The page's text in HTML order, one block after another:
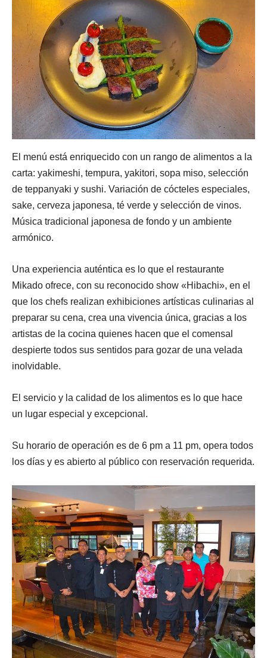
El menú está enriquecido con un rango de alimentos a la
carta: yakimeshi, tempura, yakitori, sopa miso, selección
de teppanyaki y sushi. Variación de cócteles especiales,
sake, cerveza japonesa, té verde y selección de vinos.
Música tradicional japonesa de fondo y un ambiente
armónico.
Una experiencia auténtica es lo que el restaurante
Mikado ofrece, con su reconocido show «Hibachi», en el
que los chefs realizan exhibiciones artísticas culinarias al
preparar su cena, crea una vivencia única, gracias a los
artistas de la cocina quienes hacen que el comensal
despierte todos sus sentidos para gozar de una velada
inolvidable.
El servicio y la calidad de los alimentos es lo que hace
un lugar especial y excepcional.
Su horario de operación es de 6 pm a 11 pm, opera todos
los días y es abierto al público con reservación requerida.